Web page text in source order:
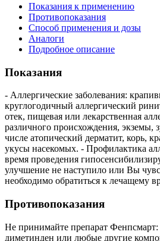
Показания к применению
Противопоказания
Способ применения и дозы
Аналоги
Подробное описание
Показания
- Аллергические заболевания:
круглогодичный аллергический
отек, пищевая или лекарственная
различного происхождения, экземы,
числе атопический дерматит, корь,
укусы насекомых. - Профилактика
время проведения
улучшение не наступило или Вы
необходимо обратиться к лечащему
Противопоказания
Не принимайте препарат Фенпсмарт:
диметинден или любые другие